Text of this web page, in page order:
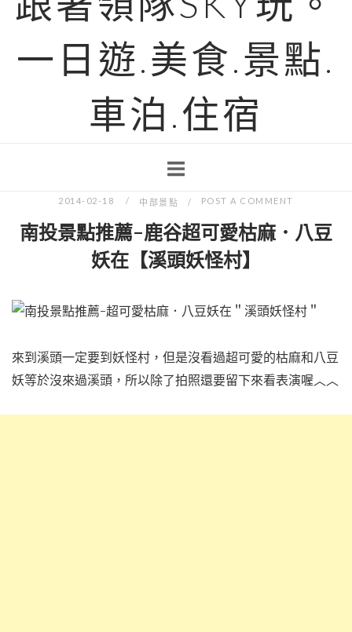
一日遊.美食.景點.
車泊.住宿
2014-02-18 中部景點 POST A COMMENT
南投景點推薦-鹿谷超可愛枯麻．八豆
妖在【溪頭妖怪村】
來到溪頭一定要到妖怪村，但是沒看過超可愛的枯麻和八豆
妖等於沒來過溪頭，所以除了拍照還要留下來看表演喔︿︿